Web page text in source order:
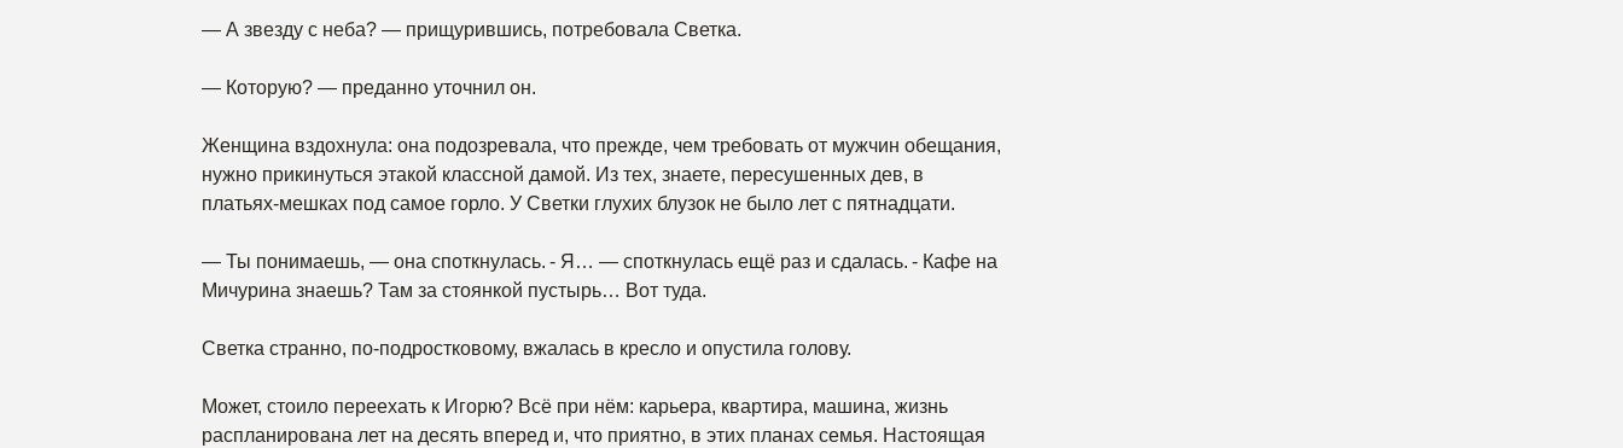
— А звезду с неба? — прищурившись, потребовала Светка.
— Которую? — преданно уточнил он.
Женщина вздохнула: она подозревала, что прежде, чем требовать от мужчин обещания,
нужно прикинуться этакой классной дамой. Из тех, знаете, пересушенных дев, в
платьях-мешках под самое горло. У Светки глухих блузок не было лет с пятнадцати.
— Ты понимаешь, — она споткнулась. - Я… — споткнулась ещё раз и сдалась. - Кафе на
Мичурина знаешь? Там за стоянкой пустырь… Вот туда.
Светка странно, по-подростковому, вжалась в кресло и опустила голову.
Может, стоило переехать к Игорю? Всё при нём: карьера, квартира, машина, жизнь
распланирована лет на десять вперед и, что приятно, в этих планах семья. Настоящая